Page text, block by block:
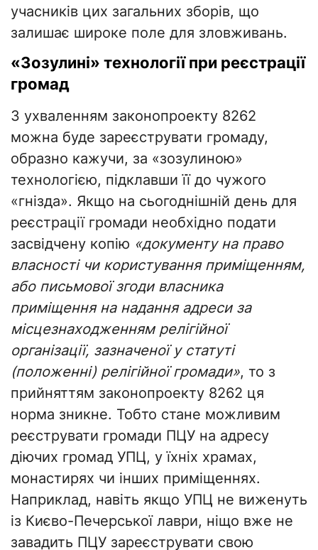
учасників цих загальних зборів, що
залишає широке поле для зловживань.
«Зозулині» технології при реєстрації
громад
З ухваленням законопроекту 8262
можна буде зареєструвати громаду,
образно кажучи, за «зозулиною»
технологією, підклавши її до чужого
«гнізда». Якщо на сьогоднішній день для
реєстрації громади необхідно подати
засвідчену копію «документу на право
власності чи користування приміщенням,
або письмової згоди власника
приміщення на надання адреси за
місцезнаходженням релігійної
організації, зазначеної у статуті
(положенні) релігійної громади», то з
прийняттям законопроекту 8262 ця
норма зникне. Тобто стане можливим
реєструвати громади ПЦУ на адресу
діючих громад УПЦ, у їхніх храмах,
монастирях чи інших приміщеннях.
Наприклад, навіть якщо УПЦ не виженуть
із Києво-Печерської лаври, ніщо вже не
завадить ПЦУ зареєструвати свою